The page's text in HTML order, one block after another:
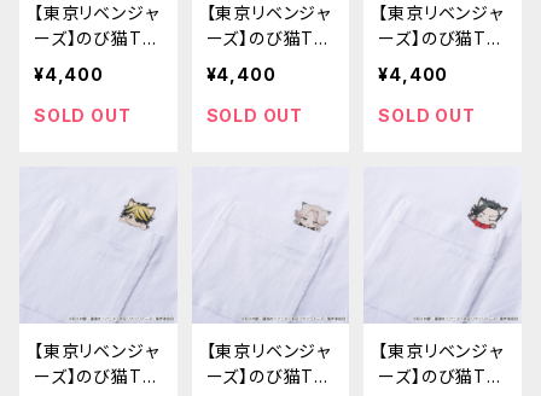
【東京リベンジャ
ーズ】のび猫Tシ
ャツ（場地 圭介）
¥4,400
SOLD OUT
【東京リベンジャ
ーズ】のび猫Tシ
ャツ（松野 千冬）
¥4,400
SOLD OUT
【東京リベンジャ
ーズ】のび猫Tシ
ャツ（三ツ谷 隆）
¥4,400
SOLD OUT
【東京リベンジャ
ーズ】のび猫Tシ
【東京リベンジャ
ーズ】のび猫Tシ
【東京リベンジャ
ーズ】のび猫Tシ